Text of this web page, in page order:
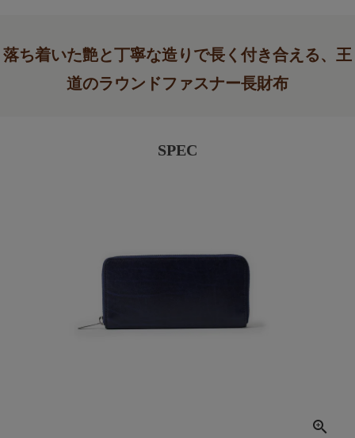
落ち着いた艶と丁寧な造りで長く付き合える、王
道のラウンドファスナー長財布
SPEC